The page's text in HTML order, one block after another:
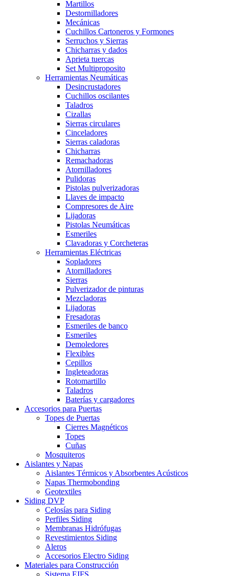
Martillos
Destornilladores
Mecánicas
Cuchillos Cartoneros y Formones
Serruchos y Sierras
Chicharras y dados
Aprieta tuercas
Set Multiproposito
Herramientas Neumáticas
Desincrustadores
Cuchillos oscilantes
Taladros
Cizallas
Sierras circulares
Cinceladores
Sierras caladoras
Chicharras
Remachadoras
Atornilladores
Pulidoras
Pistolas pulverizadoras
Llaves de impacto
Compresores de Aire
Lijadoras
Pistolas Neumáticas
Esmeriles
Clavadoras y Corcheteras
Herramientas Eléctricas
Sopladores
Atornilladores
Sierras
Pulverizador de pinturas
Mezcladoras
Lijadoras
Fresadoras
Esmeriles de banco
Esmeriles
Demoledores
Flexibles
Cepillos
Ingleteadoras
Rotomartillo
Taladros
Baterías y cargadores
Accesorios para Puertas
Topes de Puertas
Cierres Magnéticos
Topes
Cuñas
Mosquiteros
Aislantes y Napas
Aislantes Térmicos y Absorbentes Acústicos
Napas Thermobonding
Geotextiles
Siding DVP
Celosías para Siding
Perfiles Siding
Membranas Hidrófugas
Revestimientos Siding
Aleros
Accesorios Electro Siding
Materiales para Construcción